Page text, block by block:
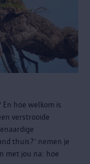
hoe welkom is
verstrooide
thuis?’ nemen je
met jou na: hoe